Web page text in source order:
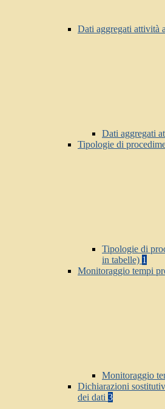
Dati aggregati attività
Dati aggregati
Tipologie di
Tipologie di
in tabelle) 1
Monitoraggio tempi
Monitoraggio
Dichiarazioni
dei dati 3